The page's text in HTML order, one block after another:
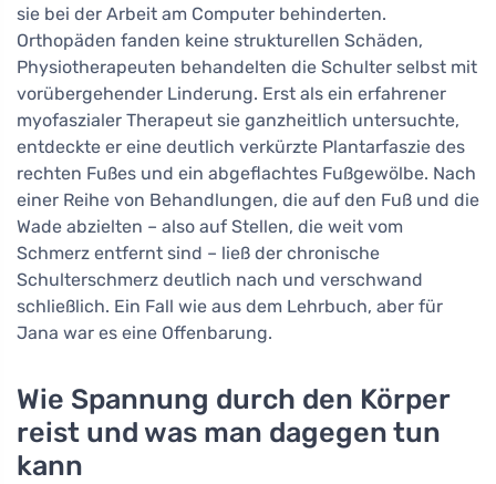
sie bei der Arbeit am Computer behinderten.
Orthopäden fanden keine strukturellen Schäden,
Physiotherapeuten behandelten die Schulter selbst mit
vorübergehender Linderung. Erst als ein erfahrener
myofaszialer Therapeut sie ganzheitlich untersuchte,
entdeckte er eine deutlich verkürzte Plantarfaszie des
rechten Fußes und ein abgeflachtes Fußgewölbe. Nach
einer Reihe von Behandlungen, die auf den Fuß und die
Wade abzielten – also auf Stellen, die weit vom
Schmerz entfernt sind – ließ der chronische
Schulterschmerz deutlich nach und verschwand
schließlich. Ein Fall wie aus dem Lehrbuch, aber für
Jana war es eine Offenbarung.
Wie Spannung durch den Körper
reist und was man dagegen tun
kann